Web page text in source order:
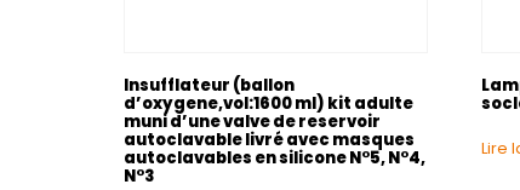
Insufflateur (ballon
d’oxygene,vol:1600 ml) kit adulte
muni d’une valve de reservoir
autoclavable livré avec masques
autoclavables en silicone N°5, N°4,
N°3
Lire